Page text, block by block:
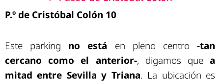
P.º de Cristóbal Colón 10
Este parking no está en pleno centro-tan
cercano como el anterior-, digamos que a
mitad entre Sevilla y Triana. La ubicación es